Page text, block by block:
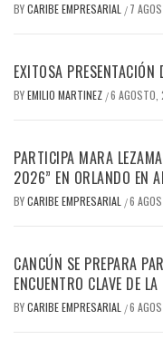
BYCARIBE EMPRESARIAL / 7
EXITOSA PRESENTACIÓN
BYEMILIO MARTINEZ /6
PARTICIPA MARA
2026” EN ORLANDO EN
BYCARIBE EMPRESARIAL /6
CANCÚN SE PREPARA
ENCUENTRO CLAVE DE
BYCARIBE EMPRESARIAL /6